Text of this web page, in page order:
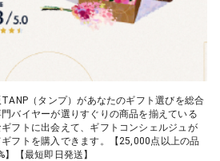
（タンプ）があなたのギフト選びを総合
バイヤーが選りすぐりの商品を揃えている
フトに出会えて、ギフトコンシェルジュが
フトを購入できます。【25,000点以上の品
【最短即日発送】